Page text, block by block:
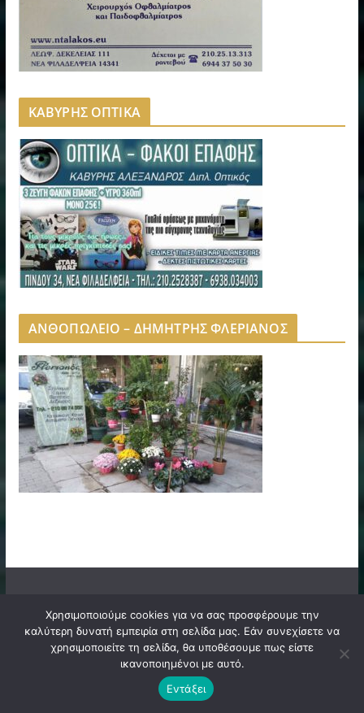
ΚΑΒΥΡΗΣ ΟΠΤΙΚΑ
ΑΝΘΟΠΩΛΕΙΟ – ΔΗΜΗΤΡΗΣ ΦΛΕΡΙΑΝΟΣ
Filadelfeia News. Ηλεκτρονικό & Έντυπο Magazino Νέας
Φιλαδέλφειας, 24ΩΡΕΣ Ειδήσεις. Web Radio & Web TV
Επικοινωνία: info@filadelfeianews.gr.
Επίσημο Μέλος του E-MEDIA (A.M. 14649).
Χρησιμοποιούμε cookies για να σας προσφέρουμε την
καλύτερη δυνατή εμπειρία στη σελίδα μας. Εάν συνεχίσετε να
χρησιμοποιείτε τη σελίδα, θα υποθέσουμε πως είστε
ικανοποιημένοι με αυτό.
Εντάξει